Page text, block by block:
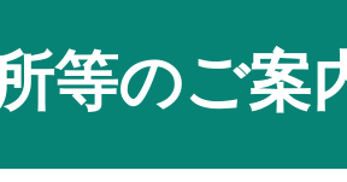
等のご案